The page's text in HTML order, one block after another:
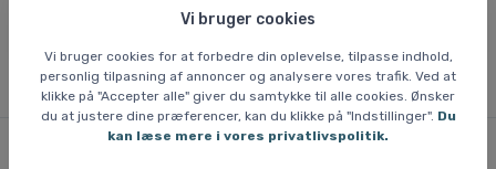
Vi bruger cookies
Vi bruger cookies for at forbedre din oplevelse, tilpasse indhold,
personlig tilpasning af annoncer og analysere vores trafik. Ved at
klikke på "Accepter alle" giver du samtykke til alle cookies. Ønsker
du at justere dine præferencer, kan du klikke på "Indstillinger". Du
kan læse mere i vores privatlivspolitik.
Certificering: EN 1077:2007 B